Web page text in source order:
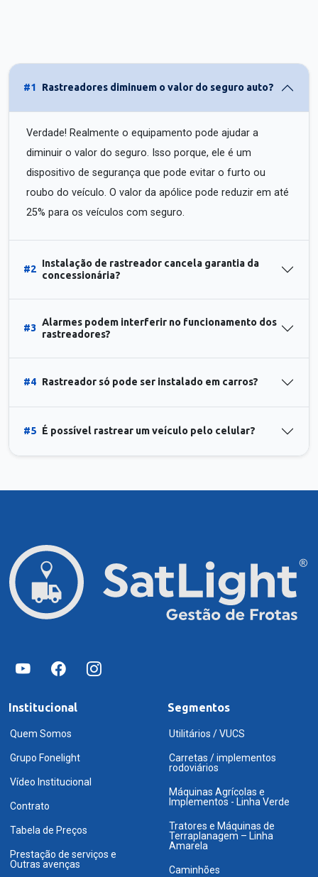
#1 Rastreadores diminuem o valor do seguro auto?
Verdade! Realmente o equipamento pode ajudar a
diminuir o valor do seguro. Isso porque, ele é um
dispositivo de segurança que pode evitar o furto ou
roubo do veículo. O valor da apólice pode reduzir em até
25% para os veículos com seguro.
#2
Instalação de rastreador cancela garantia da
concessionária?
#3
Alarmes podem interferir no funcionamento dos
rastreadores?
#4 Rastreador só pode ser instalado em carros?
#5 É possível rastrear um veículo pelo celular?
Institucional
Quem Somos
Grupo Fonelight
Vídeo Institucional
Contrato
Tabela de Preços
Prestação de serviços e
Outras avenças
Segmentos
Utilitários / VUCS
Carretas / implementos
rodoviários
Máquinas Agrícolas e
Implementos - Linha Verde
Tratores e Máquinas de
Terraplanagem – Linha
Amarela
Caminhões